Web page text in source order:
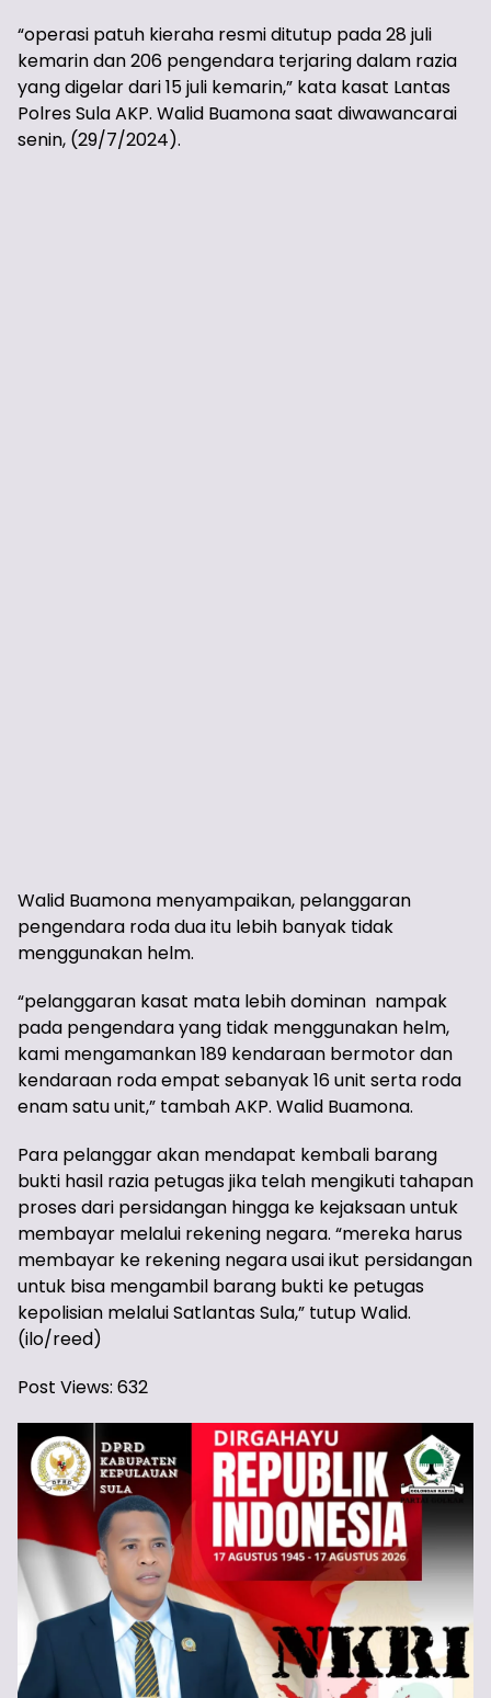
“operasi patuh kieraha resmi ditutup pada 28 juli
kemarin dan 206 pengendara terjaring dalam razia
yang digelar dari 15 juli kemarin,” kata kasat Lantas
Polres Sula AKP. Walid Buamona saat diwawancarai
senin, (29/7/2024).
Walid Buamona menyampaikan, pelanggaran
pengendara roda dua itu lebih banyak tidak
menggunakan helm.
“pelanggaran kasat mata lebih dominan nampak
pada pengendara yang tidak menggunakan helm,
kami mengamankan 189 kendaraan bermotor dan
kendaraan roda empat sebanyak 16 unit serta roda
enam satu unit,” tambah AKP. Walid Buamona.
Para pelanggar akan mendapat kembali barang
bukti hasil razia petugas jika telah mengikuti tahapan
proses dari persidangan hingga ke kejaksaan untuk
membayar melalui rekening negara. “mereka harus
membayar ke rekening negara usai ikut persidangan
untuk bisa mengambil barang bukti ke petugas
kepolisian melalui Satlantas Sula,” tutup Walid.
(ilo/reed)
Post Views: 632